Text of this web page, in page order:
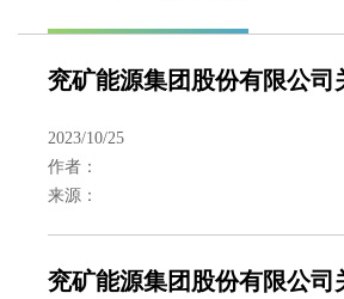
2023/10/25
作者：
来源：